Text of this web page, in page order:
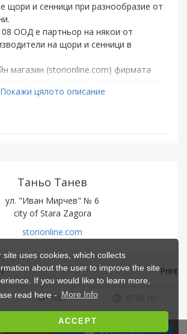
site uses cookies, which collects
about the user to improve the site
If you would like to learn more,
read here - More Info
ACCEPT
щори и сенници при разнообразие от
ООД е партньор на някои от
на щори и сенници в
магазин (storionline.com) фирмата
на стоките до потребители
Покажи цялото описание
Таньо Танев
ул. "Иван Мирчев" № 6
city of Stara Zagora
storionline.com
Print
1007